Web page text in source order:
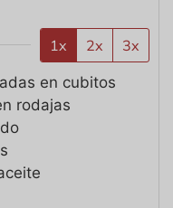
1x 2x 3x
en cubitos
rodajas